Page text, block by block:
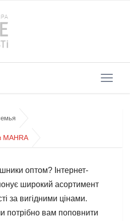
MAHRA
оптом? Інтернет-
широкий асортимент
за вигідними цінами.
потрібно вам поповнити